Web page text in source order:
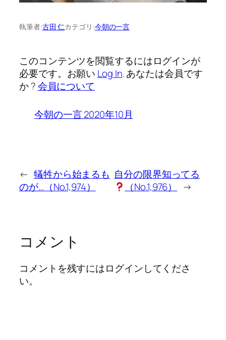
執筆者:古田 仁カテゴリ:今朝の一言
このコンテンツを閲覧するにはログインが
必要です。お願い Log In. あなたは会員です
か ?会員について
今朝の一言 2020年10月
← 犠牲から始まるも
のが…（No.1,974）
自分の限界知ってる
（No.1,976）
→
コメント
コメントを残すにはログインしてくださ
い。